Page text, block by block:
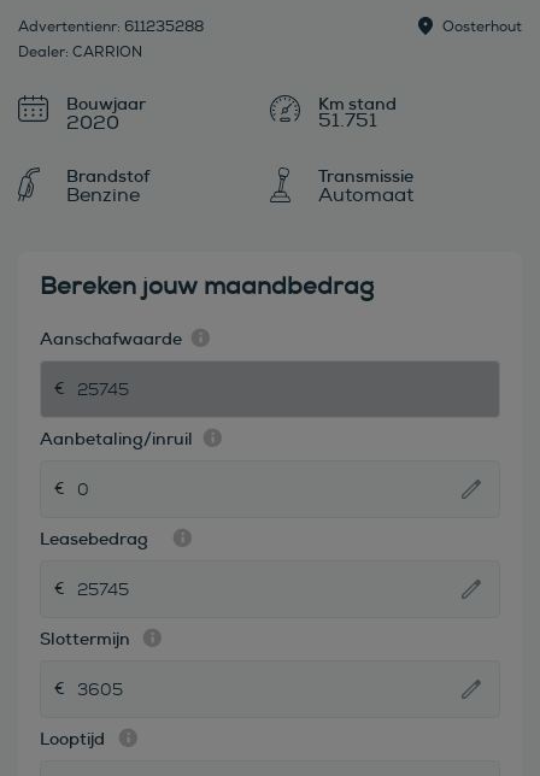
Advertentienr: 611235288
Dealer: CARRION
Oosterhout
Bouwjaar
2020 51.751
Brandstof
Benzine
Transmissie
Automaat
Bereken jouw maandbedrag
Aanschafwaarde
Aanbetaling/inruil
Leasebedrag
Slottermijn
Looptijd